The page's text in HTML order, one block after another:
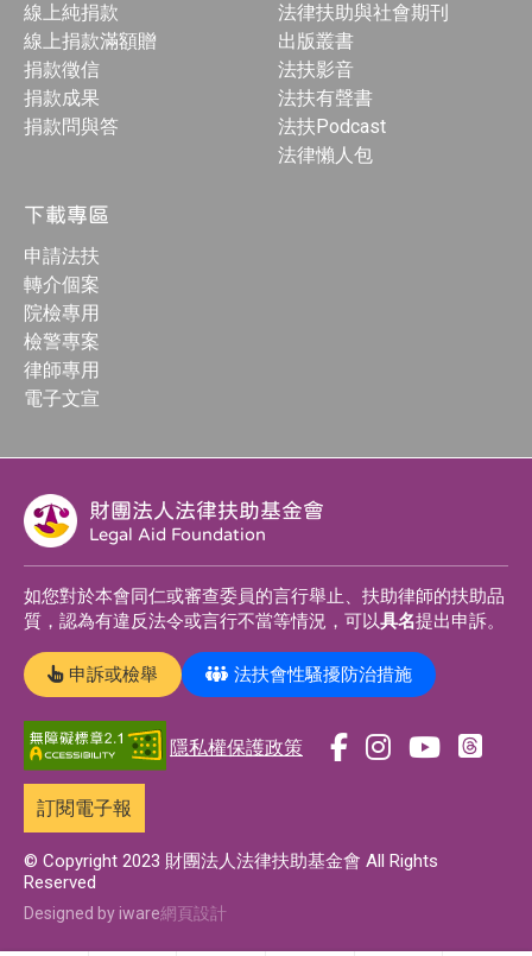
線上純捐款
線上捐款滿額贈
捐款徵信
捐款成果
捐款問與答
法律扶助與社會期刊
出版叢書
法扶影音
法扶有聲書
法扶Podcast
法律懶人包
下載專區
申請法扶
轉介個案
院檢專用
檢警專案
律師專用
電子文宣
財團法人法律扶助基金會
Legal Aid Foundation
如您對於本會同仁或審查委員的言行舉止、扶助律師的扶助品
質，認為有違反法令或言行不當等情況，可以具名提出申訴。
申訴或檢舉 法扶會性騷擾防治措施
隱私權保護政策
a
b
n
a
o
u
a
訂閱電子報
© Copyright 2023 財團法人法律扶助基金會 All Rights
Reserved
Designed by iware網頁設計